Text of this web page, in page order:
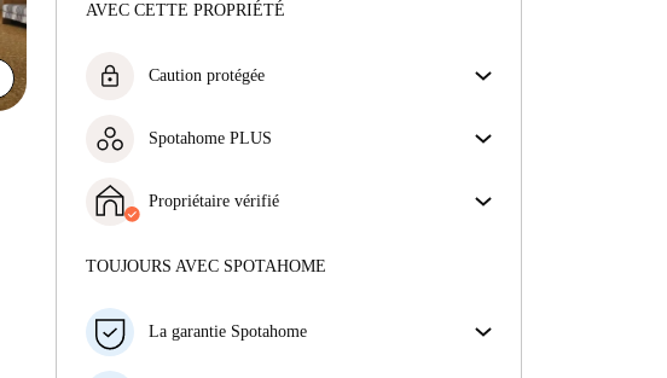
AVEC CETTE PROPRIÉTÉ
lock Caution protégée
propriétaire ne procède pas au remboursement de
Plus d'informations
Spotahome PLUS
pour nos locataires en offrant l'accès aux normes de
sécurité les plus élevées et un soutien supplémentaire
Propriétaire vérifié
Plus d'informations sur ce propriétaire
TOUJOURS AVEC SPOTAHOME
La garantie Spotahome